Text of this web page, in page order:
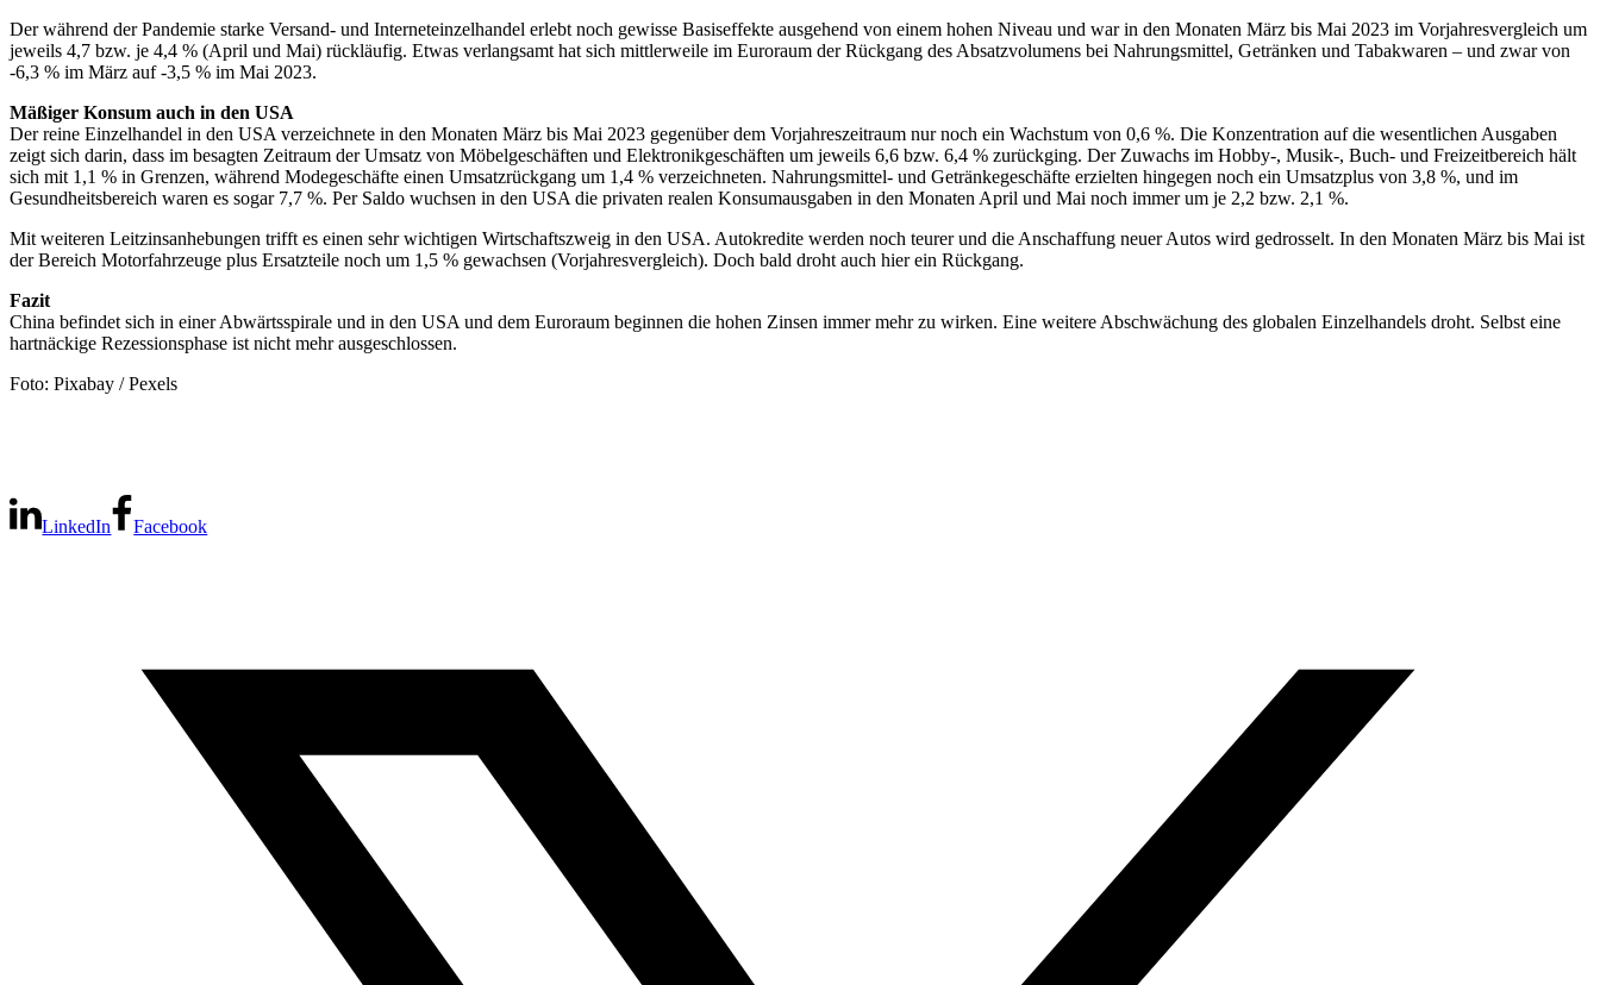
Der während der Pandemie starke Versand- und Interneteinzelhandel erlebt noch gewisse Basiseffekte ausgehend von einem hohen Niveau und war in den Monaten März bis Mai 2023 im Vorjahresvergleich um
jeweils 4,7 bzw. je 4,4 % (April und Mai) rückläufig. Etwas verlangsamt hat sich mittlerweile im Euroraum der Rückgang des Absatzvolumens bei Nahrungsmittel, Getränken und Tabakwaren – und zwar von
-6,3 % im März auf -3,5 % im Mai 2023.
Mäßiger Konsum auch in den USA
Der reine Einzelhandel in den USA verzeichnete in den Monaten März bis Mai 2023 gegenüber dem Vorjahreszeitraum nur noch ein Wachstum von 0,6 %. Die Konzentration auf die wesentlichen Ausgaben
zeigt sich darin, dass im besagten Zeitraum der Umsatz von Möbelgeschäften und Elektronikgeschäften um jeweils 6,6 bzw. 6,4 % zurückging. Der Zuwachs im Hobby-, Musik-, Buch- und Freizeitbereich hält
sich mit 1,1 % in Grenzen, während Modegeschäfte einen Umsatzrückgang um 1,4 % verzeichneten. Nahrungsmittel- und Getränkegeschäfte erzielten hingegen noch ein Umsatzplus von 3,8 %, und im
Gesundheitsbereich waren es sogar 7,7 %. Per Saldo wuchsen in den USA die privaten realen Konsumausgaben in den Monaten April und Mai noch immer um je 2,2 bzw. 2,1 %.
Mit weiteren Leitzinsanhebungen trifft es einen sehr wichtigen Wirtschaftszweig in den USA. Autokredite werden noch teurer und die Anschaffung neuer Autos wird gedrosselt. In den Monaten März bis Mai ist
der Bereich Motorfahrzeuge plus Ersatzteile noch um 1,5 % gewachsen (Vorjahresvergleich). Doch bald droht auch hier ein Rückgang.
Fazit
China befindet sich in einer Abwärtsspirale und in den USA und dem Euroraum beginnen die hohen Zinsen immer mehr zu wirken. Eine weitere Abschwächung des globalen Einzelhandels droht. Selbst eine
hartnäckige Rezessionsphase ist nicht mehr ausgeschlossen.
Foto: Pixabay / Pexels
LinkedIn Facebook